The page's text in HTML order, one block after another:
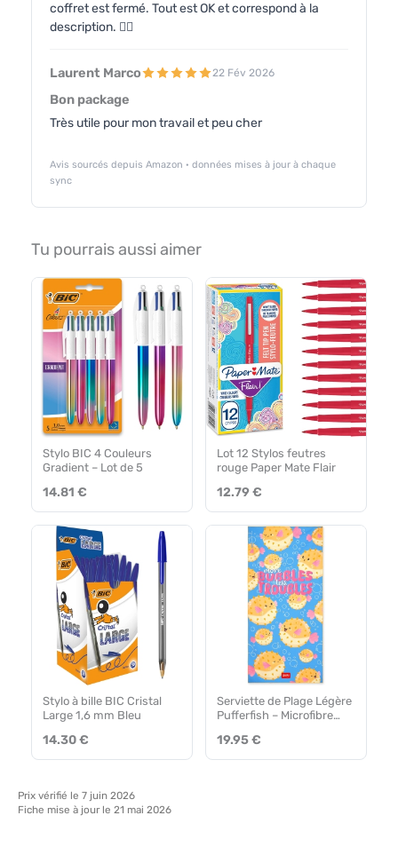
coffret est fermé. Tout est OK et correspond à la
description. 👍🏽
Laurent Marco 22 Fév 2026
Bon package
Très utile pour mon travail et peu cher
Avis sourcés depuis Amazon · données mises à jour à chaque
sync
Tu pourrais aussi aimer
Stylo BIC 4 Couleurs
Gradient – Lot de 5
14.81 €
Lot 12 Stylos feutres
rouge Paper Mate Flair
12.79 €
Stylo à bille BIC Cristal
Large 1,6 mm Bleu
14.30 €
Serviette de Plage Légère
Pufferfish – Microfibre
19.95 €
Prix vérifié le 7 juin 2026
Fiche mise à jour le 21 mai 2026